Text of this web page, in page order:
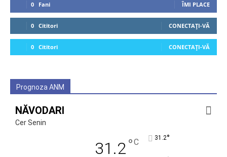
0 Fani ÎMI PLACE
0 Cititori CONECTAȚI-VĂ
0 Cititori CONECTAȚI-VĂ
Prognoza ANM
NĂVODARI
Cer Senin
31.2°C 31.2°